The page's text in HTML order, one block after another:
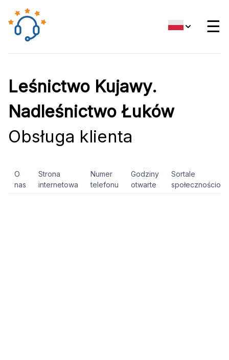
☰
Leśnictwo Kujawy.
Nadleśnictwo Łuków
Obsługa klienta
O
nas
Strona
internetowa
Numer
telefonu
Godziny
otwarte
Sortale